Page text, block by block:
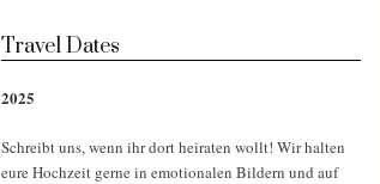
Travel Dates
2025
Schreibt uns, wenn ihr dort heiraten wollt! Wir halten
eure Hochzeit gerne in emotionalen Bildern und auf